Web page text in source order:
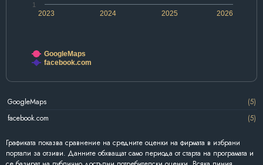
2024 2026
2023 2025
1
GoogleMaps
facebook.com
GoogleMaps
(5)
facebook.com
(5)
Графиката показва сравнение на средните оценки на фирмата в избрани
портали за отзиви. Данните обхващат само периода от старта на програмата и